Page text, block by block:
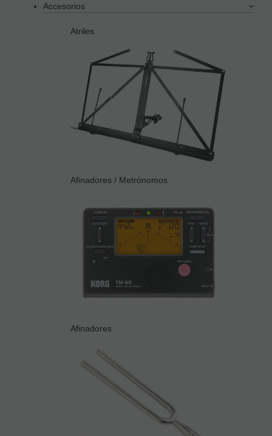
Accesorios
Atriles
Afinadores / Metrónomos
Afinadores